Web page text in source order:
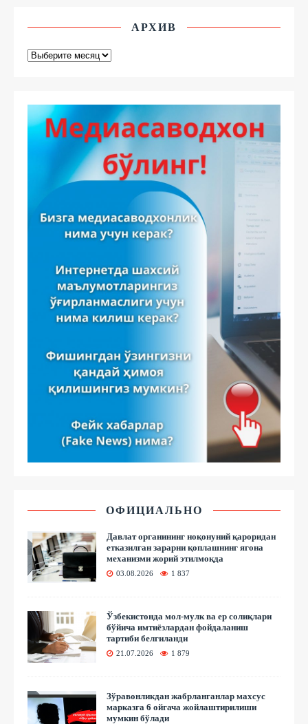
АРХИВ
ОФИЦИАЛЬНО
Давлат органининг ноқонуний қароридан
етказилган зарарни қоплашнинг ягона
механизми жорий этилмоқда
03.08.2026 1 837
Ўзбекистонда мол-мулк ва ер солиқлари
бўйича имтиёзлардан фойдаланиш
тартиби белгиланди
21.07.2026 1 879
Зўравонликдан жабрланганлар махсус
марказга 6 ойгача жойлаштирилиши
мумкин бўлади